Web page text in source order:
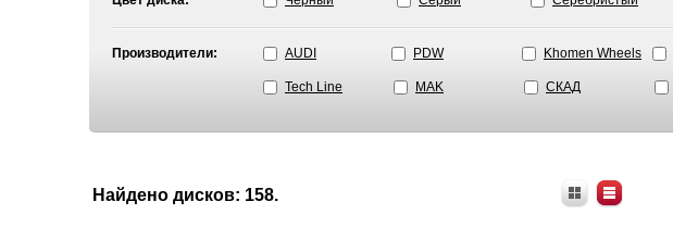
Производители: AUDI PDW Khomen Wheels
Tech Line MAK СКАД
Найдено дисков: 158.